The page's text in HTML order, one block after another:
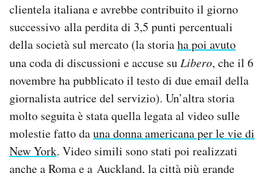
Regala il Post
Hai bisogno di aiuto?
clientela italiana e avrebbe contribuito il giorno
successivo alla perdita di 3,5 punti percentuali
della società sul mercato (la storiaha poi avuto
una coda di discussioni e accuse su Libero, che il 6
novembre ha pubblicato il testo di due email della
giornalista autrice del servizio). Un’altra storia
molto seguita è stata quella legata al video sulle
molestie fatto dauna donna americana per le vie di
New York. Video simili sono stati poi realizzati
anche a Roma ea Auckland, la città più grande